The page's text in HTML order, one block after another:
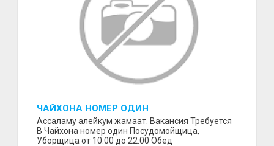
ЧАЙХОНА НОМЕР ОДИН
ПОСУДОМОЙЩИЦА,
Ассаламу алейкум жамаат. Вакансия Требуется
В Чайхона номер один Посудомойщица,
Уборщица от 10:00 до 22:00 Обед